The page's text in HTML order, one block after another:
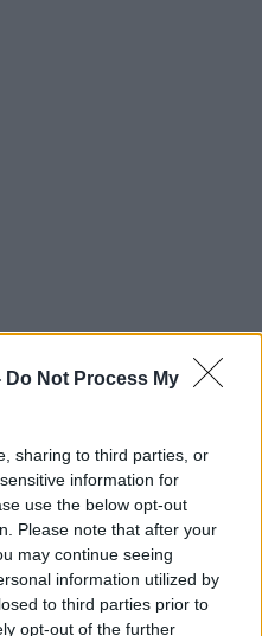
Do Not Process My
sharing to third parties, or
information for
use the below opt-out
Please note that after your
may continue seeing
information utilized by
to third parties prior to
opt-out of the further